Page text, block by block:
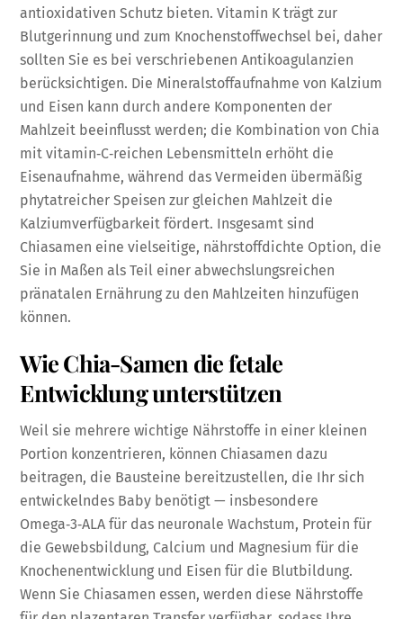
antioxidativen Schutz bieten. Vitamin K trägt zur
Blutgerinnung und zum Knochenstoffwechsel bei, daher
sollten Sie es bei verschriebenen Antikoagulanzien
berücksichtigen. Die Mineralstoffaufnahme von Kalzium
und Eisen kann durch andere Komponenten der
Mahlzeit beeinflusst werden; die Kombination von Chia
mit vitamin‑C‑reichen Lebensmitteln erhöht die
Eisenaufnahme, während das Vermeiden übermäßig
phytatreicher Speisen zur gleichen Mahlzeit die
Kalziumverfügbarkeit fördert. Insgesamt sind
Chiasamen eine vielseitige, nährstoffdichte Option, die
Sie in Maßen als Teil einer abwechslungsreichen
pränatalen Ernährung zu den Mahlzeiten hinzufügen
können.
Wie Chia-Samen die fetale
Entwicklung unterstützen
Weil sie mehrere wichtige Nährstoffe in einer kleinen
Portion konzentrieren, können Chiasamen dazu
beitragen, die Bausteine bereitzustellen, die Ihr sich
entwickelndes Baby benötigt — insbesondere
Omega‑3‑ALA für das neuronale Wachstum, Protein für
die Gewebsbildung, Calcium und Magnesium für die
Knochenentwicklung und Eisen für die Blutbildung.
Wenn Sie Chiasamen essen, werden diese Nährstoffe